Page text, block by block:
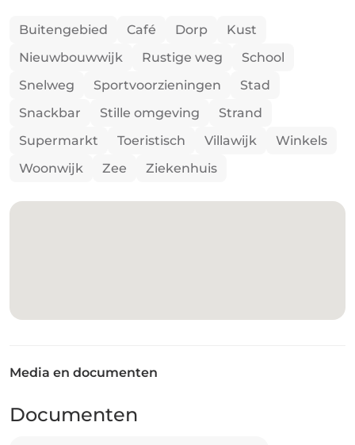
Buitengebied Café Dorp
Kust
Nieuwbouwwijk
Rustige weg
School
Snelweg
Sportvoorzieningen
Stad
Snackbar
Stille omgeving
Strand
Supermarkt
Toeristisch Villawijk
Winkels
Woonwijk
Zee Ziekenhuis
Media en documenten
Documenten